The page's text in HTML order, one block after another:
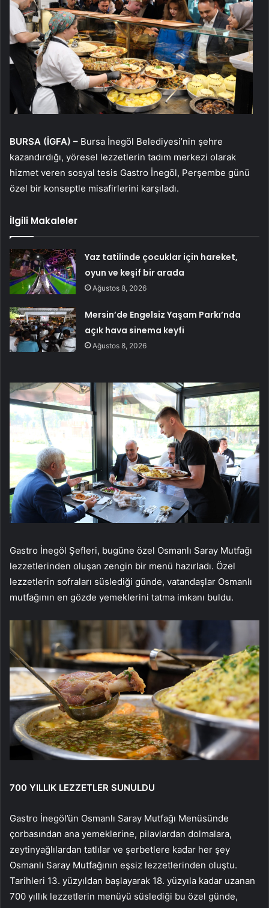
BURSA (İGFA) – Bursa İnegöl Belediyesi’nin şehre
kazandırdığı, yöresel lezzetlerin tadım merkezi olarak
hizmet veren sosyal tesis Gastro İnegöl, Perşembe günü
özel bir konseptle misafirlerini karşıladı.
İlgili Makaleler
Yaz tatilinde çocuklar için hareket,
oyun ve keşif bir arada
Ağustos 8, 2026
Mersin’de Engelsiz Yaşam Parkı’nda
açık hava sinema keyfi
Ağustos 8, 2026
Gastro İnegöl Şefleri, bugüne özel Osmanlı Saray Mutfağı
lezzetlerinden oluşan zengin bir menü hazırladı. Özel
lezzetlerin sofraları süslediği günde, vatandaşlar Osmanlı
mutfağının en gözde yemeklerini tatma imkanı buldu.
700 YILLIK LEZZETLER SUNULDU
Gastro İnegöl’ün Osmanlı Saray Mutfağı Menüsünde
çorbasından ana yemeklerine, pilavlardan dolmalara,
zeytinyağlılardan tatlılar ve şerbetlere kadar her şey
Osmanlı Saray Mutfağının eşsiz lezzetlerinden oluştu.
Tarihleri 13. yüzyıldan başlayarak 18. yüzyıla kadar uzanan
700 yıllık lezzetlerin menüyü süslediği bu özel günde,